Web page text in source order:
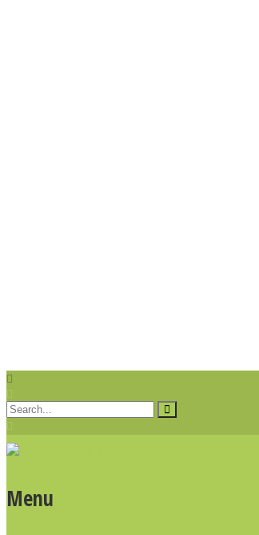
Menu